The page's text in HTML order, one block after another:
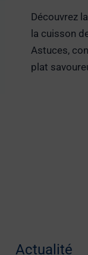
Découvrez
la cuisson
Astuces,
plat
Actualité